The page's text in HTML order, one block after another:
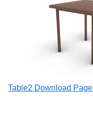
Table2 Download Page